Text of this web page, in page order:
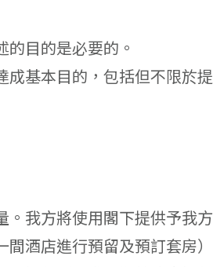
目的是必要的。
基本目的，包括但不限於
我方將使用閣下提供予我
酒店進行預留及預訂套房